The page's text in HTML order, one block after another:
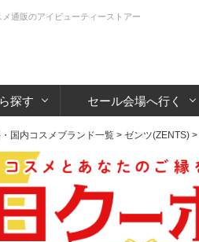
通販のアイビューティーストアー
探す セール会場へ行く
国内コスメブランド一覧 > ゼンツ(ZENTS) >